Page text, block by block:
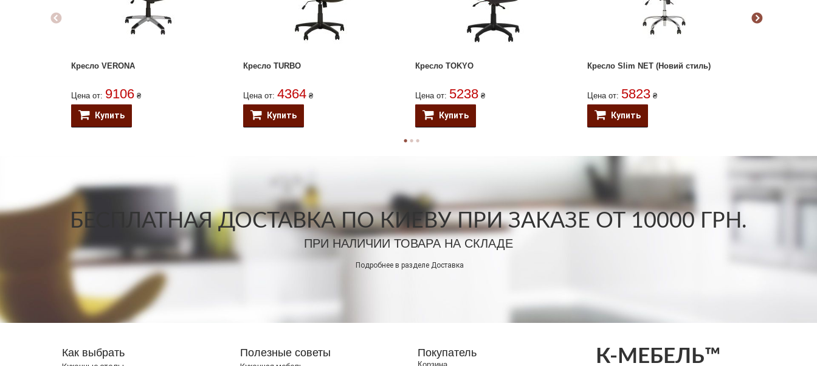
Кресло VERONA
Цена от: 9106 ₴
Купить
Кресло TURBO
Цена от: 4364 ₴
Купить
Кресло TOKYO
Цена от: 5238 ₴
Купить
Кресло Slim NET (Новий стиль)
Цена от: 5823 ₴
Купить
БЕСПЛАТНАЯ ДОСТАВКА ПО КИЕВУ ПРИ ЗАКАЗЕ ОТ 10000 ГРН.
ПРИ НАЛИЧИИ ТОВАРА НА СКЛАДЕ
Подробнее в разделе Доставка
Как выбрать Полезные советы Покупатель К-МЕБЕЛЬ™